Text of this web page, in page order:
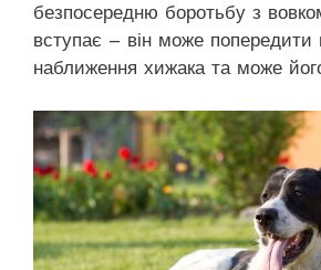
безпосередню боротьбу з
вступає – він може попередити
наближення хижака та може його